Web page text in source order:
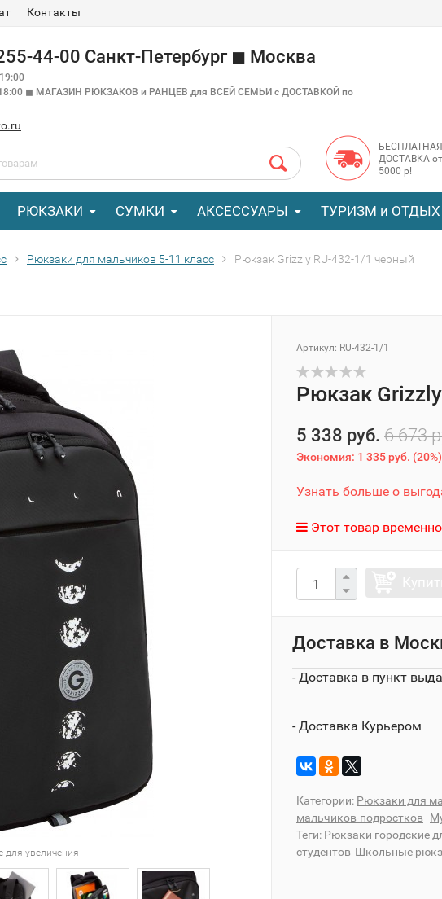
Контакты
44-00 Санкт-Петербург ◼ Москва
◼ МАГАЗИН РЮКЗАКОВ и РАНЦЕВ для ВСЕЙ СЕМЬИ с ДОСТАВКОЙ по
БЕСПЛАТНАЯ
ДОСТАВКА от
5000 р!
РЮКЗАКИ СУМКИ АКСЕССУАРЫ ТУРИЗМ и ОТДЫХ
Рюкзаки для мальчиков 5-11 класс Рюкзак Grizzly RU-432-1/1 черный
для увеличения
Артикул: RU-432-1/1
Рюкзак
5 338 руб. 6 673
Экономия: 1 335 руб. (20%)
Узнать больше о
Этот товар
Доставка в
- Доставка в пункт
- Доставка Курьером
Категории: Рюкзаки для
мальчиков-подростков
Теги: Рюкзаки городские
студентов Школьные